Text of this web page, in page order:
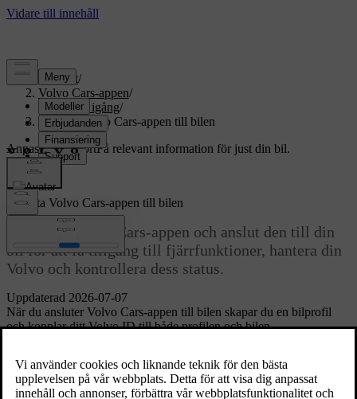
Support/
Volvo Cars-appen/
Komma igång/
Ansluta Volvo Cars-appen till bilen
Anpassad supportFå relevant information för just din bil.
Logga in
Uppdaterad 2026-07-07
Ansluta Volvo Cars-appen till bilen
Ladda ner Volvo Cars-appen och anslut den till din
bil för att få tillgång till fjärrfunktioner, hantera din
Volvo och kontrollera dess status.
När du ansluter Volvo Cars-appen till bilen skapar du en bilprofil
och kopplar ditt Volvo ID till både profilen och bilen.